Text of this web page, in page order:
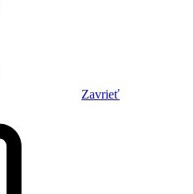
Zavrieť